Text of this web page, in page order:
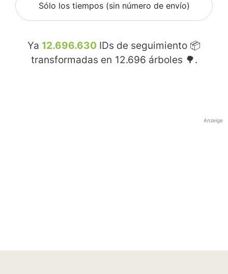
Sólo los tiempos (sin número de envío)
Ya 12.696.630 IDs de seguimiento 📦
transformadas en 12.696 árboles 🌳.
Anzeige